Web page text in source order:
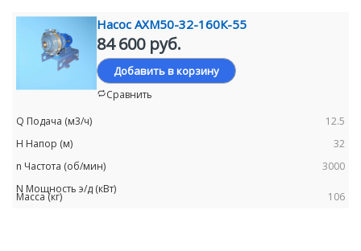
Насос АХМ50-32-160К-55
84 600 руб.
Добавить в корзину
Сравнить
12.5
32
3000
106